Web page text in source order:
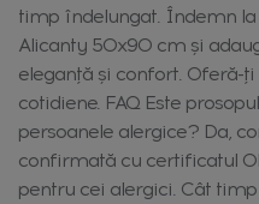
timp îndelungat. Îndemn
Alicanty 50x90 cm și
eleganță și confort. Oferă-
cotidiene. FAQ Este
persoanele alergice? Da,
confirmată cu certificatul
pentru cei alergici. Cât